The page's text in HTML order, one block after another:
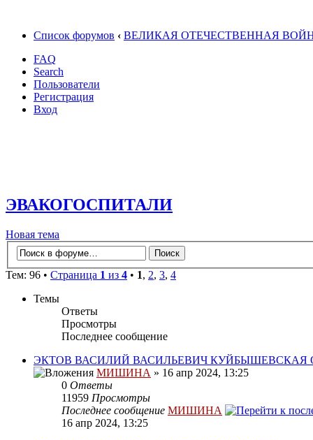
Список форумов ‹ ВЕЛИКАЯ ОТЕЧЕСТВЕННАЯ
FAQ
Search
Пользователи
Регистрация
Вход
ЭВАКОГОСПИТАЛИ
Новая тема
Тем: 96 • Страница 1 из 4 • 1, 2, 3, 4
Темы
Ответы
Просмотры
Последнее сообщение
ЭКТОВ ВАСИЛИЙ ВАСИЛЬЕВИЧ КУЙБЫШЕВСКАЯ
МИШИНА » 16 апр 2024, 13:25
0 Ответы
11959 Просмотры
Последнее сообщение МИШИНА
16 апр 2024, 13:25